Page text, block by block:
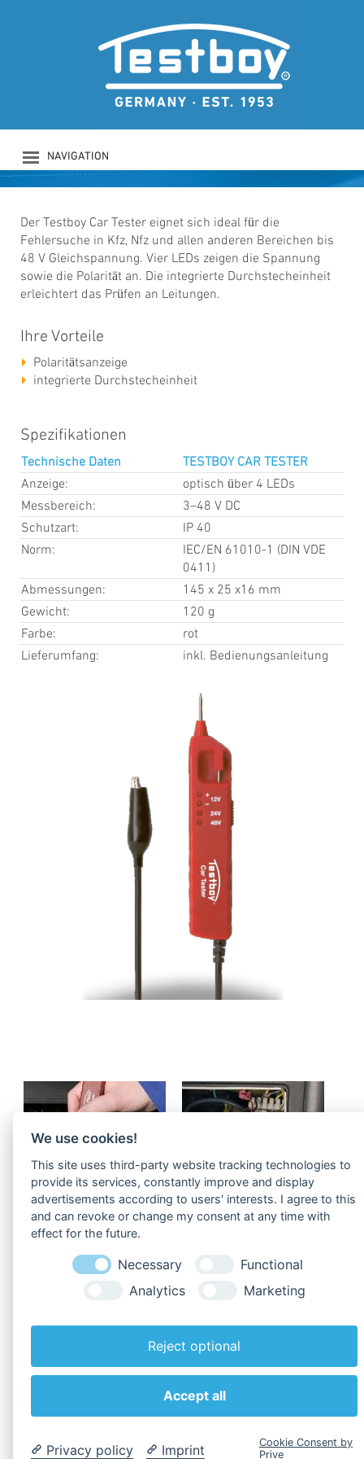
NAVIGATION
PRODUKTE
SICHERHEIT
DOWNLOADS
NEWS
KONTAKT
TESTBOY CAR
TESTER
Der Testboy Car Tester eignet sich ideal für die
Fehlersuche in Kfz, Nfz und allen anderen Bereichen bis
48 V Gleichspannung. Vier LEDs zeigen die Spannung
sowie die Polarität an. Die integrierte Durchstecheinheit
erleichtert das Prüfen an Leitungen.
Ihre Vorteile
Polaritätsanzeige
integrierte Durchstecheinheit
Spezifikationen
Technische Daten
TESTBOY CAR TESTER
Anzeige:
optisch über 4 LEDs
Messbereich:
3–48 V DC
Schutzart:
IP 40
Norm:
IEC/EN 61010-1 (DIN VDE
0411)
Abmessungen:
145 x 25 x16 mm
Gewicht:
120 g
Farbe:
rot
Lieferumfang:
inkl. Bedienungsanleitung
Zurück zur Übersicht
We use cookies!
This site uses third-party website tracking technologies to
provide its services, constantly improve and display
advertisements according to users' interests. I agree to this
and can revoke or change my consent at any time with
effect for the future.
Necessary
Functional
Analytics
Marketing
Reject optional
Accept all
Privacy policy Imprint
Cookie Consent by
Prive